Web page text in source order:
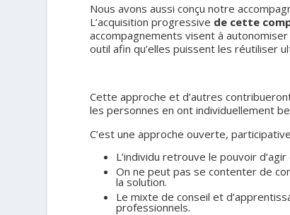
Nous avons aussi conçu notre
L’acquisition progressive de cette
accompagnements visent à
outil afin qu’elles puissent les réutiliser
Cette approche et d’autres
les personnes en ont individuellement
C’est une approche ouverte,
L’individu retrouve le pouvoir
On ne peut pas se contenter de
la solution.
Le mixte de conseil et
professionnels.